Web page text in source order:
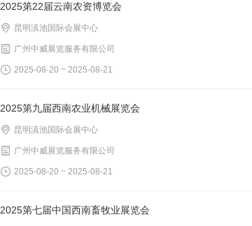
2025第22届云南农资博览会
昆明滇池国际会展中心
广州中威展览服务有限公司
2025-08-20 ~ 2025-08-21
2025第九届西南农业机械展览会
昆明滇池国际会展中心
广州中威展览服务有限公司
2025-08-20 ~ 2025-08-21
2025第七届中国西南畜牧业展览会